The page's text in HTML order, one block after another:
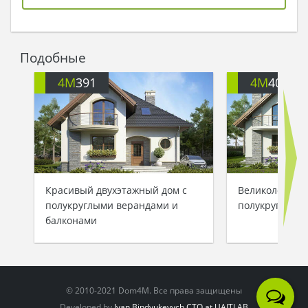
по своей жизненной тропе, и пусть судьба
свой дом: особняк прекрасен, и он будет
смотреться как бриллиант среди украинской
природы, степей, лесов и вольного ветра.
Сыновья отправились кто куда, а младший сын
действительно реализовал свою мечту: он
построил тот особняк, проект которого
показывал отцу. И получился у него славный
крепкий дом, а затем и жизнь хозяина
сложилась легко и удачно: и богатство, и
любовь, и мир в доме – все у него было!
Подобные
4M391
Красивый двухэтажный дом с
полукруглыми верандами и
балконами
4M401
© 2010-2021 Dom4M. Все права защищены